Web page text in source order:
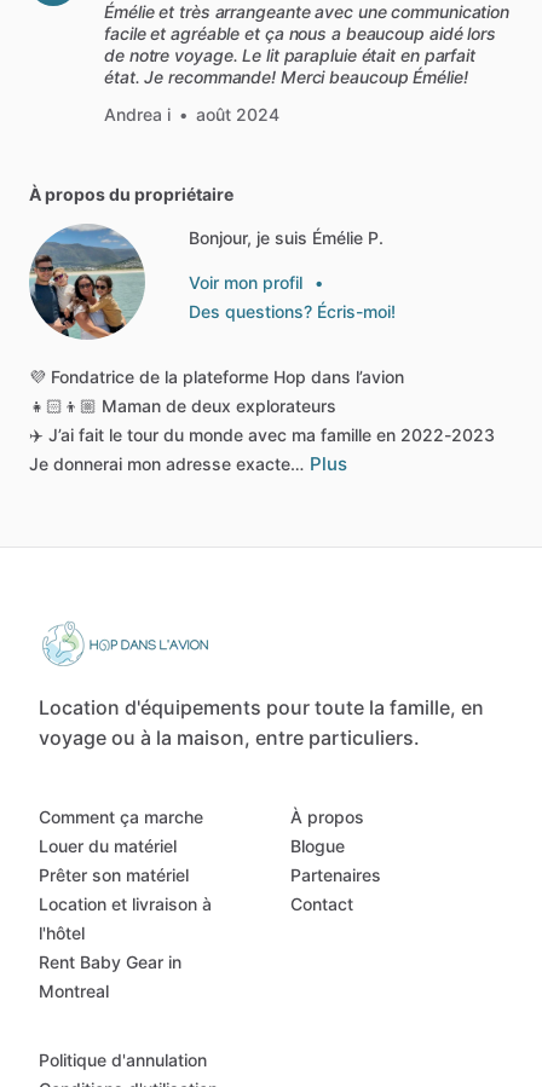
Émélie et très arrangeante avec une communication
facile et agréable et ça nous a beaucoup aidé lors
de notre voyage. Le lit parapluie était en parfait
état. Je recommande! Merci beaucoup Émélie!
Andrea i • août 2024
À propos du propriétaire
Bonjour, je suis Émélie P.
Voir mon profil
•
Des questions? Écris-moi!
💜 Fondatrice de la plateforme Hop dans l’avion
👧🏻👦🏼 Maman de deux explorateurs
✈️ J’ai fait le tour du monde avec ma famille en 2022-2023
Je donnerai mon adresse exacte… Plus
Location d'équipements pour toute la famille, en
voyage ou à la maison, entre particuliers.
Comment ça marche
Louer du matériel
Prêter son matériel
Location et livraison à
l'hôtel
Rent Baby Gear in
Montreal
À propos
Blogue
Partenaires
Contact
Politique d'annulation